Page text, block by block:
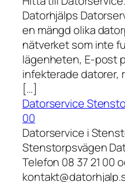
Datorhjälps
en mängd olika
nätverket som inte
lägenheten, E-post
infekterade datorer,
[…]
Datorservice
00
Datorservice i
Stenstorpsvägen
Telefon 08 37 21 00